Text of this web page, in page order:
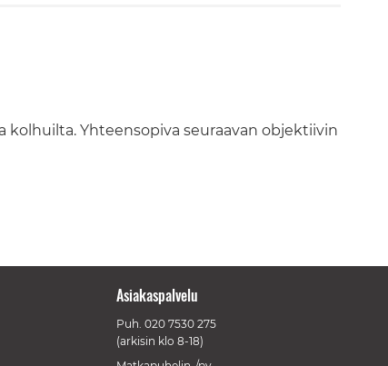
kolhuilta. Yhteensopiva seuraavan objektiivin
Asiakaspalvelu
Puh. 020 7530 275
(arkisin klo 8-18)